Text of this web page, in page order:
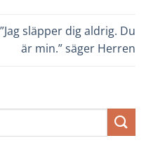
”Jag släpper dig aldrig. Du
är min.” säger Herren